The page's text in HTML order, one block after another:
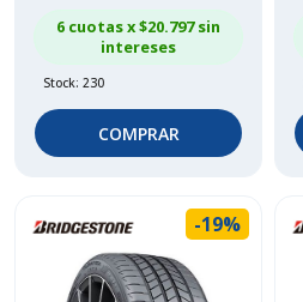
6 cuotas x $20.797sin
intereses
Stock: 230
COMPRAR
-19%